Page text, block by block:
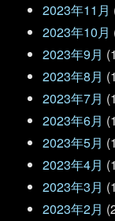
2023年11月
2023年10月
2023年9月
2023年8月
2023年7月
2023年6月
2023年5月
2023年4月
2023年3月
2023年2月